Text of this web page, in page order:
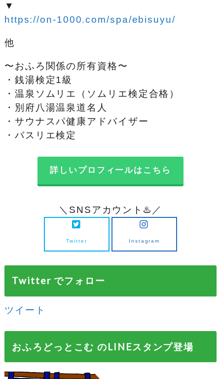
▼
https://on-1000.com/spa/ebisuyu/
他
〜おふろ関係の所有資格〜
・銭湯検定1級
・温泉ソムリエ（ソムリエ検定合格）
・別府八湯温泉道名人
・サウナスパ健康アドバイザー
・バスリエ検定
詳しいプロフィールはこちら
＼SNSアカウント♨️／
Twitter Instagram
Twitter でフォロー
ツイート
おふろどっとこむ のLINEスタンプ登場